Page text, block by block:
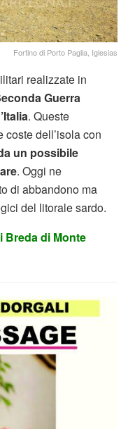
Fortino di Porto Paglia, Iglesias
realizzate in
Guerra
. Queste
dell’isola con
un possibile
. Oggi ne
di abbandono ma
del litorale sardo.
Breda di Monte